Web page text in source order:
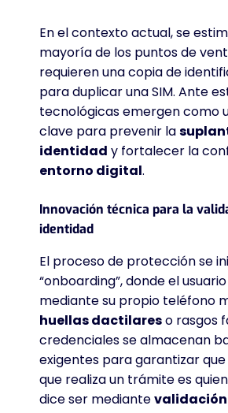
En el contexto actual, se
mayoría de los puntos de
requieren una copia de
para duplicar una SIM. Ante
tecnológicas emergen como
clave para prevenir la
identidad y fortalecer la
entorno digital.
Innovación técnica para la
identidad
El proceso de protección se
“onboarding”, donde el
mediante su propio teléfono
huellas dactilareso rasgos
credenciales se almacenan
exigentes para garantizar
que realiza un trámite es
dice ser mediante